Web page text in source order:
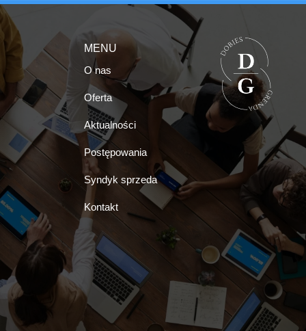
MENU
O nas
Oferta
Aktualności
Postępowania
Syndyk sprzeda
Kontakt